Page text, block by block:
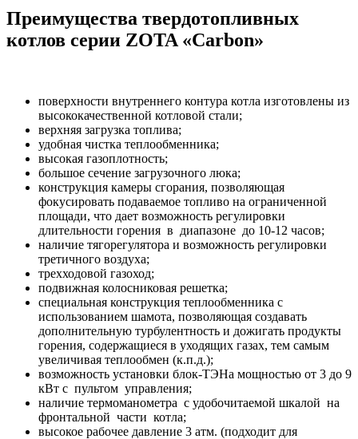
Преимущества твердотопливных
котлов серии ZOTA «Сarbon»
поверхности внутреннего контура котла изготовлены из
высококачественной котловой стали;
верхняя загрузка топлива;
удобная чистка теплообменника;
высокая газоплотность;
большое сечение загрузочного люка;
конструкция камеры сгорания, позволяющая
фокусировать подаваемое топливо на ограниченной
площади, что дает возможность регулировки
длительности горения в диапазоне до 10-12 часов;
наличие тягорегулятора и возможность регулировки
третичного воздуха;
трехходовой газоход;
подвижная колосниковая решетка;
специальная конструкция теплообменника с
использованием шамота, позволяющая создавать
дополнительную турбулентность и дожигать продукты
горения, содержащиеся в уходящих газах, тем самым
увеличивая теплообмен (к.п.д.);
возможность установки блок-ТЭНа мощностью от 3 до 9
кВт с пультом управления;
наличие термоманометра с удобочитаемой шкалой на
фронтальной части котла;
высокое рабочее давление 3 атм. (подходит для